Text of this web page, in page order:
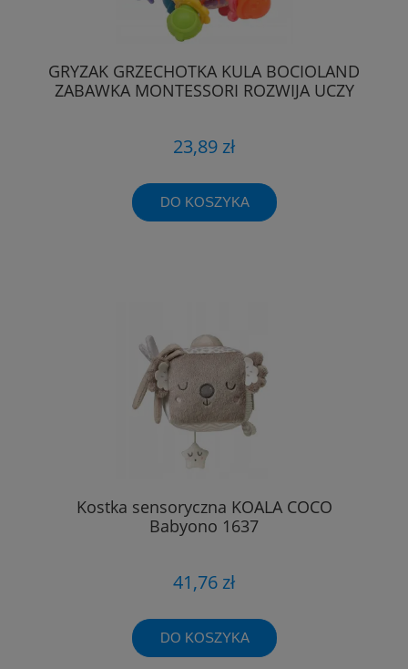
GRYZAK GRZECHOTKA KULA BOCIOLAND
ZABAWKA MONTESSORI ROZWIJA UCZY
23,89 zł
DO KOSZYKA
Kostka sensoryczna KOALA COCO
Babyono 1637
41,76 zł
DO KOSZYKA